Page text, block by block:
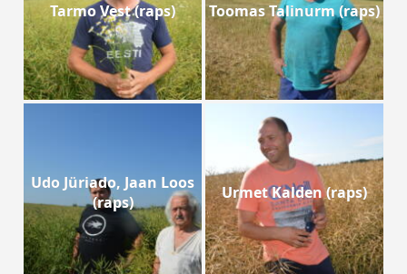
Tarmo Vest (raps) Toomas Talinurm (raps)
Udo Jüriado, Jaan Loos
(raps)
Urmet Kalden (raps)